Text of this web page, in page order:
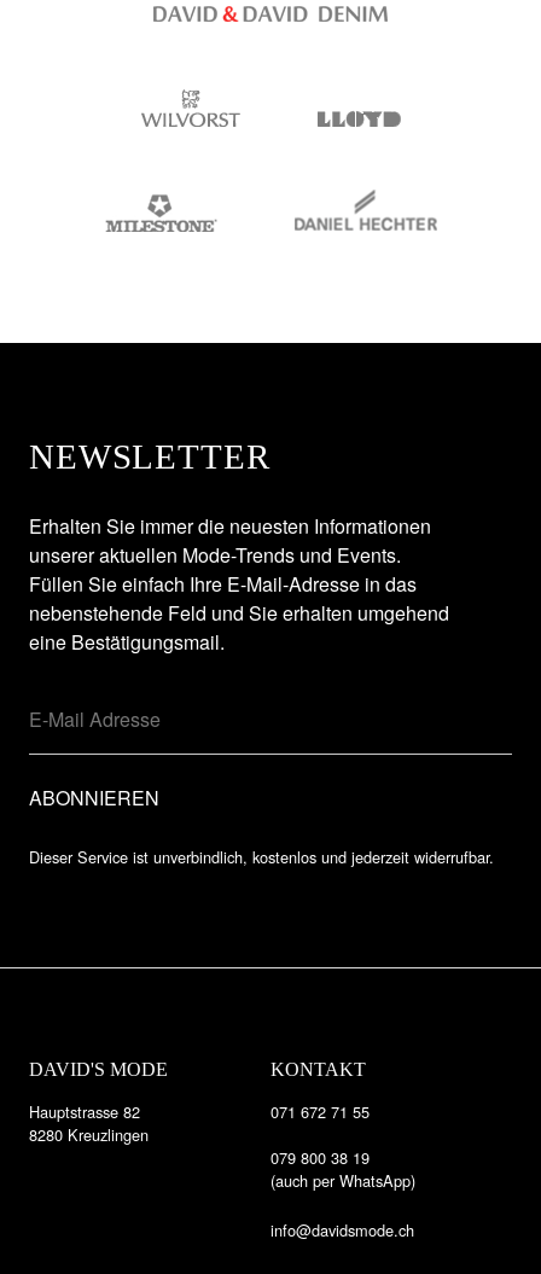
NEWSLETTER
Erhalten Sie immer die neuesten Informationen
unserer aktuellen Mode-Trends und Events.
Füllen Sie einfach Ihre E-Mail-Adresse in das
nebenstehende Feld und Sie erhalten umgehend
eine Bestätigungsmail.
Dieser Service ist unverbindlich, kostenlos und jederzeit widerrufbar.
DAVID'S MODE
Hauptstrasse 82
8280 Kreuzlingen
KONTAKT
071 672 71 55
079 800 38 19
(auch per WhatsApp)
info@davidsmode.ch